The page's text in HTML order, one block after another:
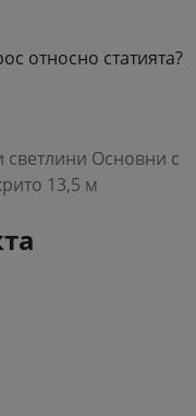
относно статията?
Основни с
13,5 м